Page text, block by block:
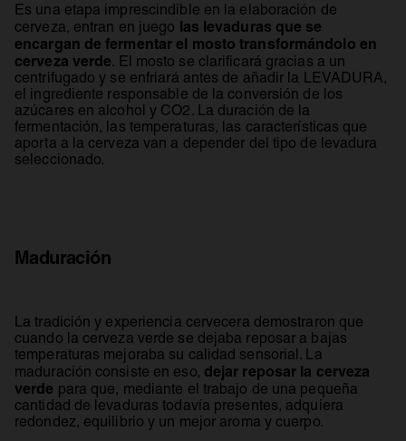
Es una etapa imprescindible en la elaboración de
cerveza, entran en juego las levaduras que se
encargan de fermentar el mosto transformándolo en
cerveza verde. El mosto se clarificará gracias a un
centrifugado y se enfriará antes de añadir la LEVADURA,
el ingrediente responsable de la conversión de los
azúcares en alcohol y CO2. La duración de la
fermentación, las temperaturas, las características que
aporta a la cerveza van a depender del tipo de levadura
seleccionado.
Maduración
La tradición y experiencia cervecera demostraron que
cuando la cerveza verde se dejaba reposar a bajas
temperaturas mejoraba su calidad sensorial. La
maduración consiste en eso, dejar reposar la cerveza
verde para que, mediante el trabajo de una pequeña
cantidad de levaduras todavía presentes, adquiera
redondez, equilibrio y un mejor aroma y cuerpo.